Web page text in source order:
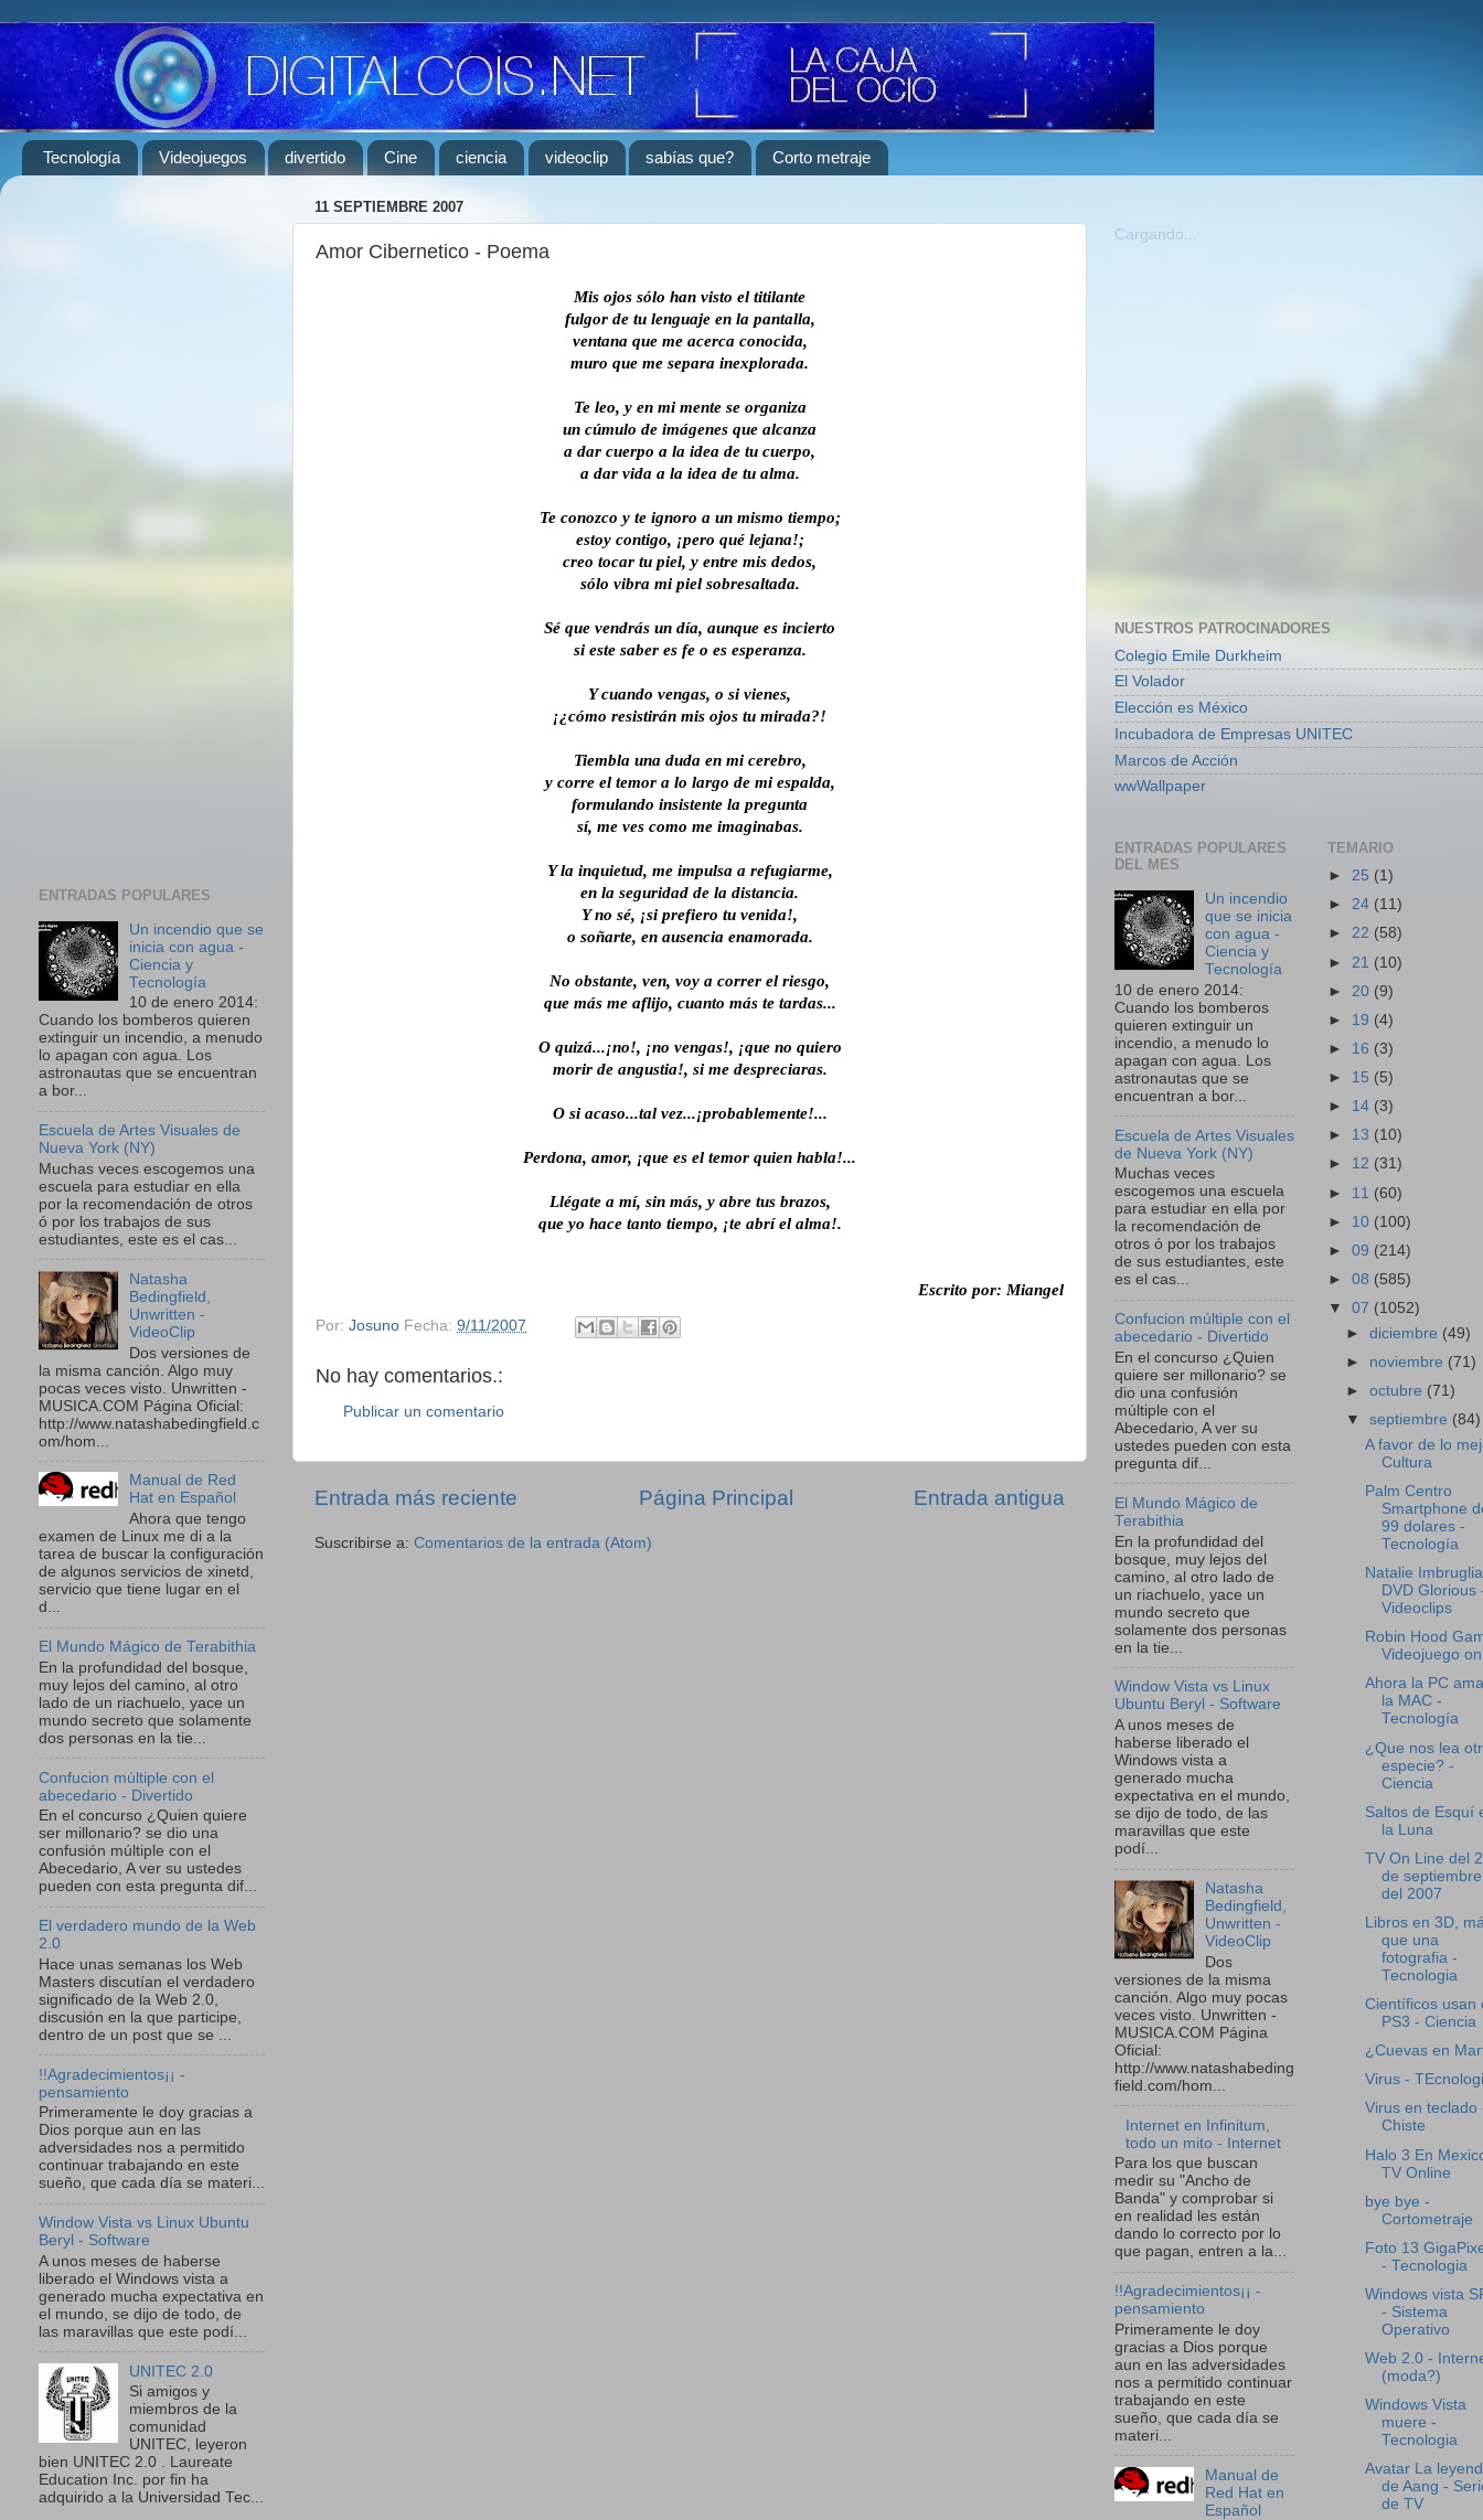
Tecnología Videojuegos divertido Cine ciencia videoclip sabías que? Corto metraje
11 SEPTIEMBRE 2007
Amor Cibernetico - Poema
Mis ojos sólo han visto el titilante
fulgor de tu lenguaje en la pantalla,
ventana que me acerca conocida,
muro que me separa inexplorada.
Te leo, y en mi mente se organiza
un cúmulo de imágenes que alcanza
a dar cuerpo a la idea de tu cuerpo,
a dar vida a la idea de tu alma.
Te conozco y te ignoro a un mismo tiempo;
estoy contigo, ¡pero qué lejana!;
creo tocar tu piel, y entre mis dedos,
sólo vibra mi piel sobresaltada.
Sé que vendrás un día, aunque es incierto
si este saber es fe o es esperanza.
Y cuando vengas, o si vienes,
¡¿cómo resistirán mis ojos tu mirada?!
Tiembla una duda en mi cerebro,
y corre el temor a lo largo de mi espalda,
formulando insistente la pregunta
sí, me ves como me imaginabas.
Y la inquietud, me impulsa a refugiarme,
en la seguridad de la distancia.
Y no sé, ¡si prefiero tu venida!,
o soñarte, en ausencia enamorada.
No obstante, ven, voy a correr el riesgo,
que más me aflijo, cuanto más te tardas...
O quizá...¡no!, ¡no vengas!, ¡que no quiero
morir de angustia!, si me despreciaras.
O si acaso...tal vez...¡probablemente!...
Perdona, amor, ¡que es el temor quien habla!...
Llégate a mí, sin más, y abre tus brazos,
que yo hace tanto tiempo, ¡te abrí el alma!.
Escrito por: Miangel
Por: Josuno Fecha: 9/11/2007
No hay comentarios.:
Publicar un comentario
Entrada más reciente Entrada antigua
Página Principal
Suscribirse a: Comentarios de la entrada (Atom)
ENTRADAS POPULARES
Un incendio que se
inicia con agua -
Ciencia y
Tecnología
10 de enero 2014:
Cuando los bomberos quieren
extinguir un incendio, a menudo
lo apagan con agua. Los
astronautas que se encuentran
a bor...
Escuela de Artes Visuales de
Nueva York (NY)
Muchas veces escogemos una
escuela para estudiar en ella
por la recomendación de otros
ó por los trabajos de sus
estudiantes, este es el cas...
Natasha
Bedingfield,
Unwritten -
VideoClip
Dos versiones de
la misma canción. Algo muy
pocas veces visto. Unwritten -
MUSICA.COM Página Oficial:
http://www.natashabedingfield.c
om/hom...
Manual de Red
Hat en Español
Ahora que tengo
examen de Linux me di a la
tarea de buscar la configuración
de algunos servicios de xinetd,
servicio que tiene lugar en el
d...
El Mundo Mágico de Terabithia
En la profundidad del bosque,
muy lejos del camino, al otro
lado de un riachuelo, yace un
mundo secreto que solamente
dos personas en la tie...
Confucion múltiple con el
abecedario - Divertido
En el concurso ¿Quien quiere
ser millonario? se dio una
confusión múltiple con el
Abecedario, A ver su ustedes
pueden con esta pregunta dif...
El verdadero mundo de la Web
2.0
Hace unas semanas los Web
Masters discutían el verdadero
significado de la Web 2.0,
discusión en la que participe,
dentro de un post que se ...
!!Agradecimientos¡¡ -
pensamiento
Primeramente le doy gracias a
Dios porque aun en las
adversidades nos a permitido
continuar trabajando en este
sueño, que cada día se materi...
Window Vista vs Linux Ubuntu
Beryl - Software
A unos meses de haberse
liberado el Windows vista a
generado mucha expectativa en
el mundo, se dijo de todo, de
las maravillas que este podí...
UNITEC 2.0
Si amigos y
miembros de la
comunidad
UNITEC, leyeron
bien UNITEC 2.0 . Laureate
Education Inc. por fin ha
adquirido a la Universidad Tec...
Cargando...
NUESTROS PATROCINADORES
Colegio Emile Durkheim
El Volador
Elección es México
Incubadora de Empresas UNITEC
Marcos de Acción
wwWallpaper
ENTRADAS POPULARES
DEL MES
Un incendio
que se inicia
con agua -
Ciencia y
Tecnología
10 de enero 2014:
Cuando los bomberos
quieren extinguir un
incendio, a menudo lo
apagan con agua. Los
astronautas que se
encuentran a bor...
Escuela de Artes Visuales
de Nueva York (NY)
Muchas veces
escogemos una escuela
para estudiar en ella por
la recomendación de
otros ó por los trabajos
de sus estudiantes, este
es el cas...
Confucion múltiple con el
abecedario - Divertido
En el concurso ¿Quien
quiere ser millonario? se
dio una confusión
múltiple con el
Abecedario, A ver su
ustedes pueden con esta
pregunta dif...
El Mundo Mágico de
Terabithia
En la profundidad del
bosque, muy lejos del
camino, al otro lado de
un riachuelo, yace un
mundo secreto que
solamente dos personas
en la tie...
Window Vista vs Linux
Ubuntu Beryl - Software
A unos meses de
haberse liberado el
Windows vista a
generado mucha
expectativa en el mundo,
se dijo de todo, de las
maravillas que este
podí...
Natasha
Bedingfield,
Unwritten -
VideoClip
Dos
versiones de la misma
canción. Algo muy pocas
veces visto. Unwritten -
MUSICA.COM Página
Oficial:
http://www.natashabeding
field.com/hom...
Internet en Infinitum,
todo un mito - Internet
Para los que buscan
medir su "Ancho de
Banda" y comprobar si
en realidad les están
dando lo correcto por lo
que pagan, entren a la...
!!Agradecimientos¡¡ -
pensamiento
Primeramente le doy
gracias a Dios porque
aun en las adversidades
nos a permitido continuar
trabajando en este
sueño, que cada día se
materi...
Manual de
Red Hat en
Español
TEMARIO
► 25 (1)
► 24 (11)
► 22 (58)
► 21 (10)
► 20 (9)
► 19 (4)
► 16 (3)
► 15 (5)
► 14 (3)
► 13 (10)
► 12 (31)
► 11 (60)
► 10 (100)
► 09 (214)
► 08 (585)
▼ 07 (1052)
►diciembre (49)
► noviembre (71)
►octubre (71)
▼septiembre (84)
A favor de lo
Cultura
Palm Centro
Smartphone
99 dolares -
Tecnología
Natalie Imbruglia
DVD Glorious
Videoclips
Robin Hood
Videojuego
Ahora la PC
la MAC -
Tecnología
¿Que nos lea
especie? -
Ciencia
Saltos de Esquí
la Luna
TV On Line del
de septiembre
del 2007
Libros en 3D,
que una
fotografia -
Tecnologia
Científicos usan
PS3 - Ciencia
¿Cuevas en
Virus -
Virus en teclado
Chiste
Halo 3 En
TV Online
bye bye -
Cortometraje
Foto 13
- Tecnologia
Windows vista
- Sistema
Operativo
Web 2.0 -
(moda?)
Windows Vista
muere -
Tecnologia
Avatar La
de Aang -
de TV